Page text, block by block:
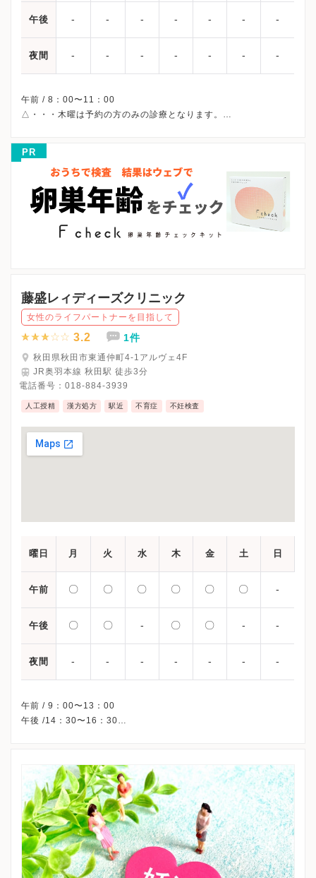
午後 - - - - - - -
夜間 - - - - - - -
午前 / 8：00〜11：00
△・・・木曜は予約の方のみの診療となります。
※土曜・日曜・祝日、休診
※詳細はクリニックHPを確認、または直接お問い合わせくださ
PR
藤盛レィディーズクリニック
女性のライフパートナーを目指して
3.2 1件
秋田県秋田市東通仲町4-1アルヴェ4F
JR奥羽本線 秋田駅 徒歩3分
電話番号： 018-884-3939
人工授精 漢方処方 駅近 不育症 不妊検査
曜日 月 火 水 木 金 土 日
午前 〇 〇 〇 〇 〇 〇 -
午後 〇 〇 - 〇 〇 - -
夜間 - - - - - - -
午前 / 9：00〜13：00
午後 /14：30〜16：30
※受診前には必ずクリニックHPを確認、または直接お問い合わせ